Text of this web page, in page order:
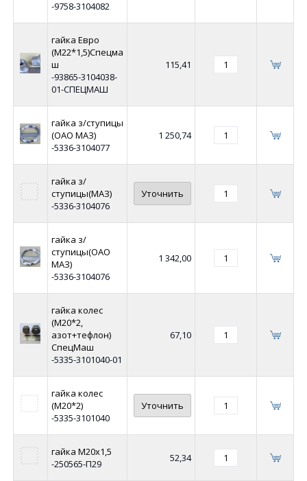
-9758-3104082
гайка Евро
(М22*1,5)Спецма
ш
-93865-3104038-
01-СПЕЦМАШ
115,41
гайка з/ступицы
(ОАО МАЗ)
-5336-3104077
1 250,74
гайка з/
ступицы(МАЗ)
-5336-3104076
Уточнить
гайка з/
ступицы(ОАО
МАЗ)
-5336-3104076
1 342,00
гайка колес
(М20*2,
азот+тефлон)
СпецМаш
-5335-3101040-01
67,10
гайка колес
(М20*2)
-5335-3101040
Уточнить
гайка М20х1,5
-250565-П29
52,34